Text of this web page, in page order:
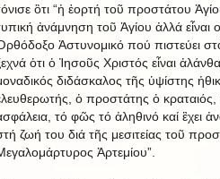
ὃτι “ἡ ἑορτή τοῦ προστάτου
ἀνάμνηση τοῦ Ἁγίου ἀλλά εἶναι
Ἀστυνομικό πού πιστεύει
ὁτι ὁ Ἰησοῦς Χριστός εἶναι
διδάσκαλος τῆς ὑψίστης
ὁ προστάτης ὁ κραταιός,
τό φῶς τό ἀληθινό καί ἒχει
ζωή του διά τῆς μεσιτείας τοῦ
Ἀρτεμίου”.